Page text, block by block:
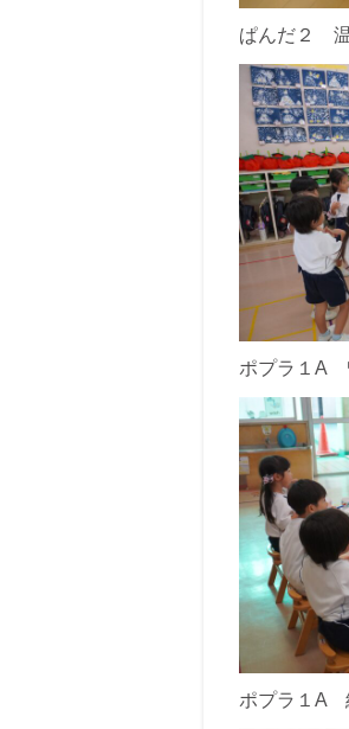
ぱんだ２ 温
ポプラ１A
ポプラ１A